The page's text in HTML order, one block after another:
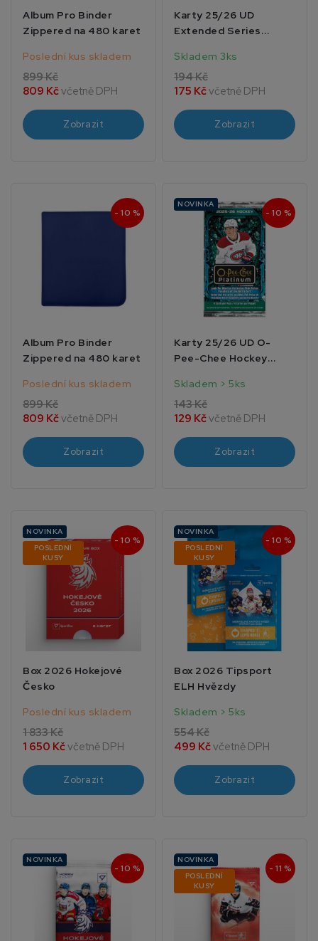
Album Pro Binder
Zippered na 480 karet
Poslední kus skladem
899 Kč
809 Kčvčetně DPH
Zobrazit
Karty 25/26 UD
Extended Series
Skladem 3ks
194 Kč
175 Kčvčetně DPH
Zobrazit
- 10 %
Album Pro Binder
Zippered na 480 karet
Poslední kus skladem
899 Kč
809 Kčvčetně DPH
Zobrazit
NOVINKA
- 10 %
Karty 25/26 UD O-
Pee-Chee Hockey
Skladem > 5ks
143 Kč
129 Kčvčetně DPH
Zobrazit
NOVINKA
POSLEDNÍ
KUSY
- 10 %
Box 2026 Hokejové
Česko
Poslední kus skladem
1 833 Kč
1 650 Kčvčetně DPH
Zobrazit
NOVINKA
POSLEDNÍ
KUSY
- 10 %
Box 2026 Tipsport
ELH Hvězdy
Skladem > 5ks
554 Kč
499 Kčvčetně DPH
Zobrazit
NOVINKA
- 10 %
NOVINKA
POSLEDNÍ
KUSY
- 11 %